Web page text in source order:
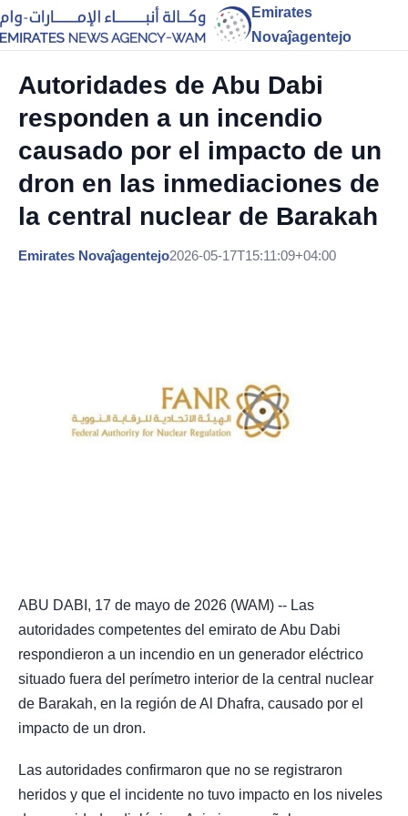
Emirates
Novaĵagentejo
Autoridades de Abu Dabi
responden a un incendio
causado por el impacto de un
dron en las inmediaciones de
la central nuclear de Barakah
Emirates Novaĵagentejo2026-05-17T15:11:09+04:00
ABU DABI, 17 de mayo de 2026 (WAM) -- Las
autoridades competentes del emirato de Abu Dabi
respondieron a un incendio en un generador eléctrico
situado fuera del perímetro interior de la central nuclear
de Barakah, en la región de Al Dhafra, causado por el
impacto de un dron.
Las autoridades confirmaron que no se registraron
heridos y que el incidente no tuvo impacto en los niveles